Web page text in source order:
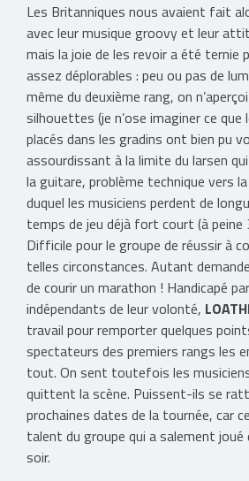
Les Britanniques nous avaient fait
avec leur musique groovy et leur
mais la joie de les revoir a été ternie
assez déplorables : peu ou pas de
même du deuxième rang, on
silhouettes (je n’ose imaginer ce
placés dans les gradins ont bien pu
assourdissant à la limite du larsen
la guitare, problème technique vers
duquel les musiciens perdent de
temps de jeu déjà fort court (à peine
Difficile pour le groupe de réussir à
telles circonstances. Autant
de courir un marathon ! Handicapé
indépendants de leur volonté,
travail pour remporter quelques
spectateurs des premiers rangs les
tout. On sent toutefois les
quittent la scène. Puissent-ils se
prochaines dates de la tournée, car
talent du groupe qui a salement joué
soir.